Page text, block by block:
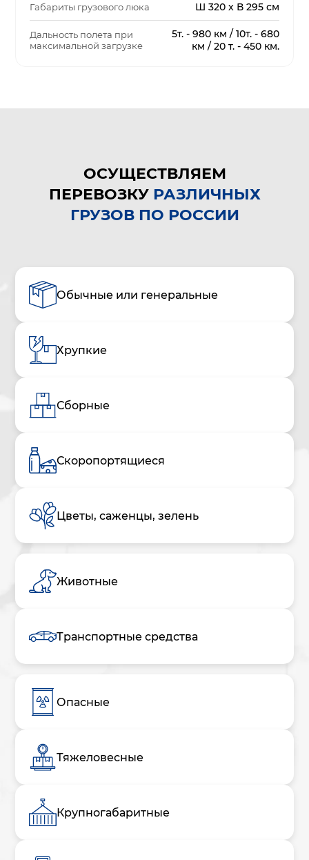
Габариты грузового люка Ш 320 х В 295 см
Дальность полета при
максимальной загрузке
5т. - 980 км / 10т. - 680
км / 20 т. - 450 км.
ОСУЩЕСТВЛЯЕМ
ПЕРЕВОЗКУРАЗЛИЧНЫХ
ГРУЗОВ ПО РОССИИ
Обычные или генеральные
Хрупкие
Сборные
Скоропортящиеся
Цветы, саженцы, зелень
Животные
Транспортные средства
Опасные
Тяжеловесные
Крупногабаритные